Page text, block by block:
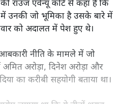
राउज एवेन्यू कोर्ट से कहा है कि
उनकी जो भूमिका है उसके बारे में
को अदालत में पेश हुए थे।
नीति के मामले में जो
अरोड़ा, दिनेश अरोड़ा और
का करीबी सहयोगी बताया था।